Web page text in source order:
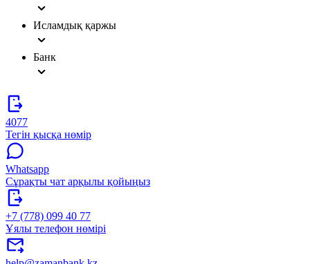
Исламдық қаржы
Банк
4077
Тегін қысқа нөмір
Whatsapp
Сұрақты чат арқылы қойыңыз
+7 (778) 099 40 77
Ұялы телефон нөмірі